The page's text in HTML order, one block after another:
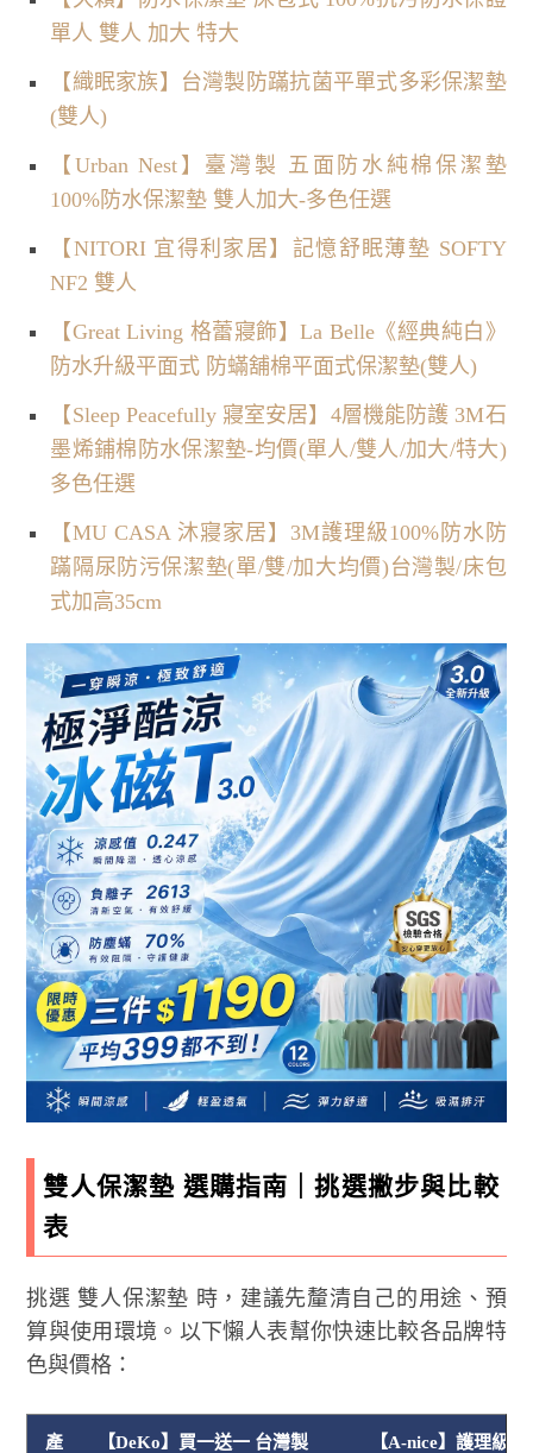
單人 雙人 加大 特大
【織眠家族】台灣製防蹣抗菌平單式多彩保潔墊
(雙人)
【Urban Nest】臺灣製 五面防水純棉保潔墊
100%防水保潔墊 雙人加大-多色任選
【NITORI 宜得利家居】記憶舒眠薄墊 SOFTY
NF2 雙人
【Great Living 格蕾寢飾】La Belle《經典純白》
防水升級平面式 防蟎舖棉平面式保潔墊(雙人)
【Sleep Peacefully 寢室安居】4層機能防護 3M石
墨烯鋪棉防水保潔墊-均價(單人/雙人/加大/特大)
多色任選
【MU CASA 沐寢家居】3M護理級100%防水防
蹣隔尿防污保潔墊(單/雙/加大均價)台灣製/床包
式加高35cm
雙人保潔墊 選購指南｜挑選撇步與比較
表
挑選 雙人保潔墊 時，建議先釐清自己的用途、預
算與使用環境。以下懶人表幫你快速比較各品牌特
色與價格：
產
【DeKo】買一送一 台灣製
【A-nice】護理級